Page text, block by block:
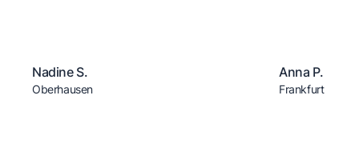
Nadine S.
Oberhausen
Anna P.
Frankfurt